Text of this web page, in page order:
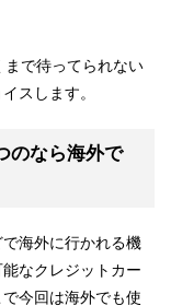
で待ってられない
スします。
のなら海外で
海外に行かれる機
なクレジットカー
今回は海外でも使